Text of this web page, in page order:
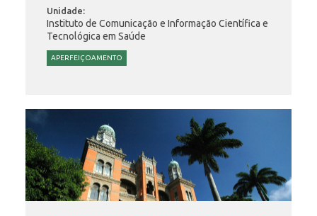
Unidade:
Instituto de Comunicação e Informação Científica e
Tecnológica em Saúde
APERFEIÇOAMENTO